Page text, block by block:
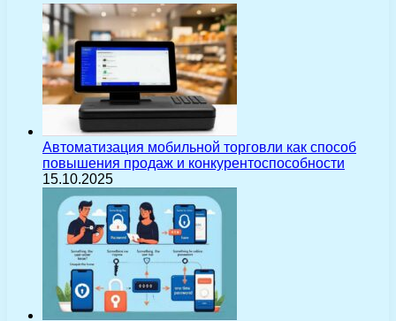
Автоматизация мобильной торговли как способ
повышения продаж и конкурентоспособности
15.10.2025